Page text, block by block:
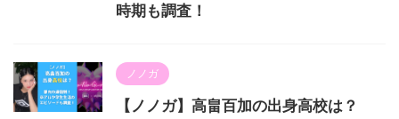
時期も調査！
ノノガ
【ノノガ】高畠百加の出身高校は？